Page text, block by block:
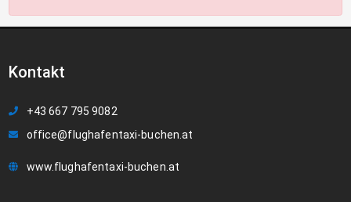
Kontakt
+43 667 795 9082
office@flughafentaxi-buchen.at
www.flughafentaxi-buchen.at